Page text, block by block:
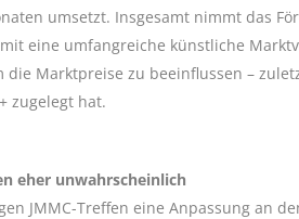
umsetzt. Insgesamt nimmt das
eine umfangreiche künstliche
die Marktpreise zu beeinflussen –
zugelegt hat.
eher unwahrscheinlich
JMMC-Treffen eine Anpassung an